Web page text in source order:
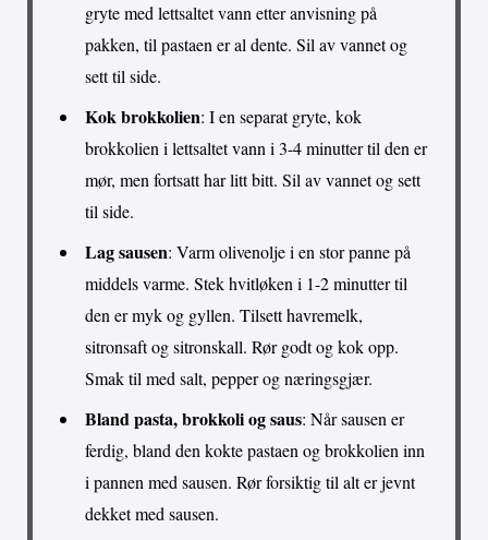
gryte med lettsaltet vann etter anvisning på
pakken, til pastaen er al dente. Sil av vannet og
sett til side.
Kok brokkolien: I en separat gryte, kok
brokkolien i lettsaltet vann i 3-4 minutter til den er
mør, men fortsatt har litt bitt. Sil av vannet og sett
til side.
Lag sausen: Varm olivenolje i en stor panne på
middels varme. Stek hvitløken i 1-2 minutter til
den er myk og gyllen. Tilsett havremelk,
sitronsaft og sitronskall. Rør godt og kok opp.
Smak til med salt, pepper og næringsgjær.
Bland pasta, brokkoli og saus: Når sausen er
ferdig, bland den kokte pastaen og brokkolien inn
i pannen med sausen. Rør forsiktig til alt er jevnt
dekket med sausen.